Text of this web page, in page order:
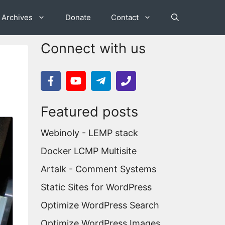
Archives Donate Contact
Connect with us
Featured posts
Webinoly - LEMP stack
Docker LCMP Multisite
Artalk - Comment Systems
Static Sites for WordPress
Optimize WordPress Search